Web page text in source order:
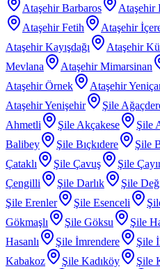
Ataşehir Barbaros
Ataşehir
Ataşehir Fetih
Ataşehir
Ataşehir Kayışdağı
Ataşehir
Mevlana
Ataşehir Mimarsinan
Ataşehir Örnek
Ataşehir
Ataşehir Yenişehir
Şile
Ahmetli
Şile Akçakese Şile
Balibey
Şile Bıçkıdere Şile
Çataklı
Şile Çavuş Şile
Çengilli
Şile Darlık Şile
Şile Erenler
Şile Esenceli
Gökmaşlı
Şile Göksu Şile
Hasanlı
Şile İmrendere Şile
Kabakoz
Şile Kadıköy Şile